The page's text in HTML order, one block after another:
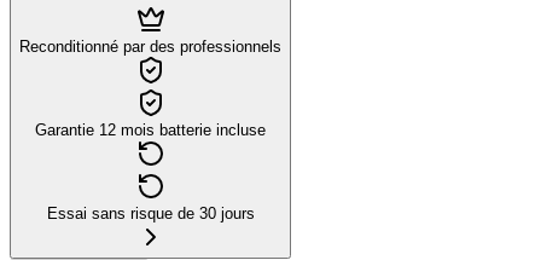
Reconditionné par des professionnels
Garantie 12 mois batterie incluse
Essai sans risque de 30 jours